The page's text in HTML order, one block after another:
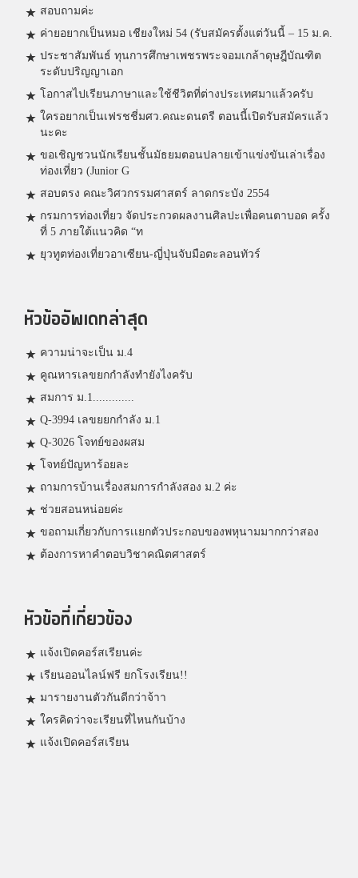
สอบถามค่ะ
ค่ายอยากเป็นหมอ เชียงใหม่ 54 (รับสมัครตั้งแต่วันนี้ – 15 ม.ค.
ประชาสัมพันธ์ ทุนการศึกษาเพชรพระจอมเกล้าดุษฎีบัณฑิต
ระดับปริญญาเอก
โอกาสไปเรียนภาษาและใช้ชีวิตที่ต่างประเทศมาแล้วครับ
ใครอยากเป็นเฟรชชี่มศว.คณะดนตรี ตอนนี้เปิดรับสมัครแล้ว
นะคะ
ขอเชิญชวนนักเรียนชั้นมัธยมตอนปลายเข้าแข่งขันเล่าเรื่อง
ท่องเที่ยว (Junior G
สอบตรง คณะวิศวกรรมศาสตร์ ลาดกระบัง 2554
กรมการท่องเที่ยว จัดประกวดผลงานศิลปะเพื่อคนตาบอด ครั้ง
ที่ 5 ภายใต้แนวคิด “ท
ยุวทูตท่องเที่ยวอาเซียน-ญี่ปุ่นจับมือตะลอนทัวร์
หัวข้ออัพเดทล่าสุด
ความน่าจะเป็น ม.4
คูณหารเลขยกกำลังทำยังไงครับ
สมการ ม.1.............
Q-3994 เลขยยกกำลัง ม.1
Q-3026 โจทย์ของผสม
โจทย์ปัญหาร้อยละ
ถามการบ้านเรื่องสมการกำลังสอง ม.2 ค่ะ
ช่วยสอนหน่อยค่ะ
ขอถามเกี่ยวกับการเเยกตัวประกอบของพหุนามมากกว่าสอง
ต้องการหาคำตอบวิชาคณิตศาสตร์
หัวข้อที่เกี่ยวข้อง
แจ้งเปิดคอร์สเรียนค่ะ
เรียนออนไลน์ฟรี ยกโรงเรียน!!
มารายงานตัวกันดีกว่าจ้าา
ใครคิดว่าจะเรียนที่ไหนกันบ้าง
แจ้งเปิดคอร์สเรียน